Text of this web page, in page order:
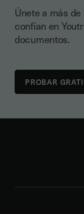
Únete a más
confían en
documentos.